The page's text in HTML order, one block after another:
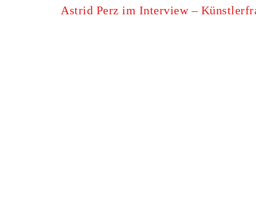
Astrid Perz im Interview –